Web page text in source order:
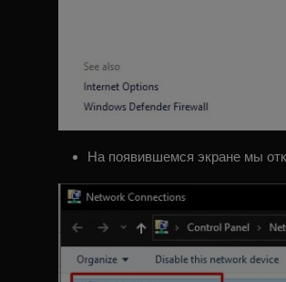
На появившемся экране мы